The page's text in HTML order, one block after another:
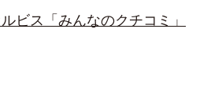
ス「みんなのクチコミ」